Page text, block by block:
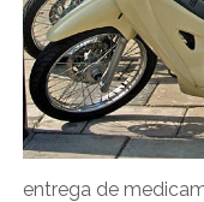
entrega de